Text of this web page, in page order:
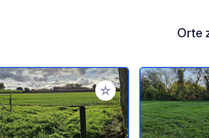
Orte
Zu Ihren Favoriten hinzufügen